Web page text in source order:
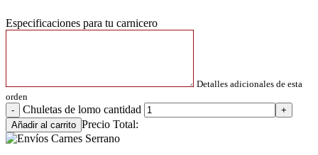
Especificaciones para tu carnicero
Detalles adicionales de esta
orden
Chuletas de lomo cantidad
Añadir al carrito Precio Total: